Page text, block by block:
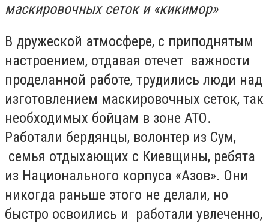
маскировочных сеток и «кикимор»
В дружеской атмосфере, с приподнятым
настроением, отдавая отечет важности
проделанной работе, трудились люди над
изготовлением маскировочных сеток, так
необходимых бойцам в зоне АТО.
Работали бердянцы, волонтер из Сум,
семья отдыхающих с Киевщины, ребята
из Национального корпуса «Азов». Они
никогда раньше этого не делали, но
быстро освоились и работали увлеченно,